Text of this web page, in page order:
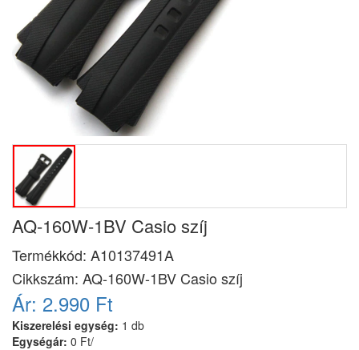
AQ-160W-1BV Casio szíj
Termékkód: A10137491A
Cikkszám: AQ-160W-1BV Casio szíj
Ár: 2.990 Ft
Kiszerelési egység: 1 db
Egységár: 0 Ft/